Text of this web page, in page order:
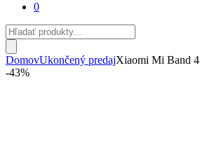
0
Products
search
DomovUkončený predajXiaomi Mi Band 4
-43%